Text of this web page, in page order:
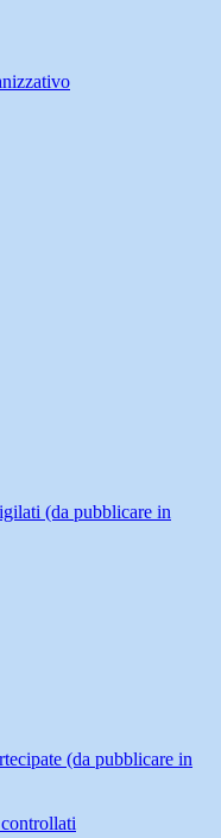
(da pubblicare in
(da pubblicare in